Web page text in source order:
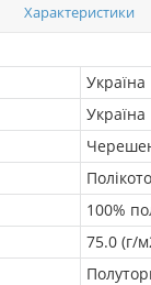
Характеристики
Україна
Україна
100%
75.0 (г/